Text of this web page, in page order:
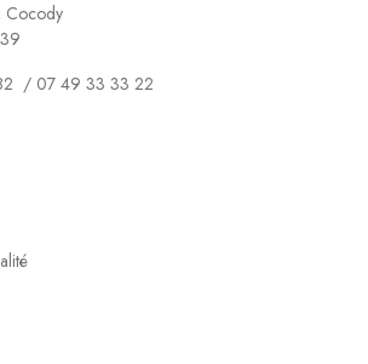
Cocody
/ 07 49 33 33 22